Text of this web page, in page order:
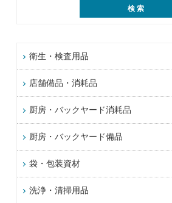
衛生・検査用品
店舗備品・消耗品
厨房・バックヤード消耗品
厨房・バックヤード備品
袋・包装資材
洗浄・清掃用品